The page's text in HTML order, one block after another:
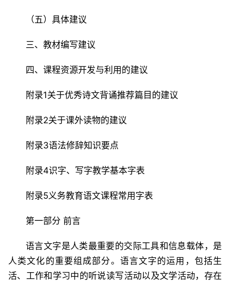
（五）具体建议
三、教材编写建议
四、课程资源开发与利用的建议
附录1关于优秀诗文背诵推荐篇目的建议
附录2关于课外读物的建议
附录3语法修辞知识要点
附录4识字、写字教学基本字表
附录5义务教育语文课程常用字表
第一部分 前言
语言文字是人类最重要的交际工具和信息载体，是
人类文化的重要组成部分。语言文字的运用，包括生
活、工作和学习中的听说读写活动以及文学活动，存在